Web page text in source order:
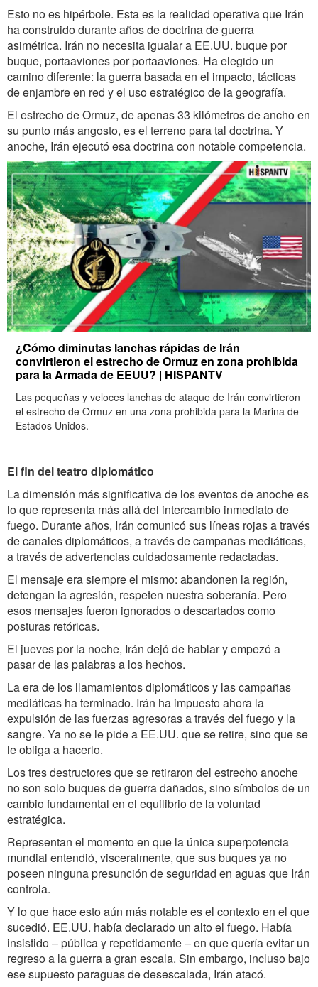
Esto no es hipérbole. Esta es la realidad operativa que Irán
ha construido durante años de doctrina de guerra
asimétrica. Irán no necesita igualar a EE.UU. buque por
buque, portaaviones por portaaviones. Ha elegido un
camino diferente: la guerra basada en el impacto, tácticas
de enjambre en red y el uso estratégico de la geografía.
El estrecho de Ormuz, de apenas 33 kilómetros de ancho en
su punto más angosto, es el terreno para tal doctrina. Y
anoche, Irán ejecutó esa doctrina con notable competencia.
¿Cómo diminutas lanchas rápidas de Irán
convirtieron el estrecho de Ormuz en zona prohibida
para la Armada de EEUU? | HISPANTV
Las pequeñas y veloces lanchas de ataque de Irán convirtieron
el estrecho de Ormuz en una zona prohibida para la Marina de
Estados Unidos.
El fin del teatro diplomático
La dimensión más significativa de los eventos de anoche es
lo que representa más allá del intercambio inmediato de
fuego. Durante años, Irán comunicó sus líneas rojas a través
de canales diplomáticos, a través de campañas mediáticas,
a través de advertencias cuidadosamente redactadas.
El mensaje era siempre el mismo: abandonen la región,
detengan la agresión, respeten nuestra soberanía. Pero
esos mensajes fueron ignorados o descartados como
posturas retóricas.
El jueves por la noche, Irán dejó de hablar y empezó a
pasar de las palabras a los hechos.
La era de los llamamientos diplomáticos y las campañas
mediáticas ha terminado. Irán ha impuesto ahora la
expulsión de las fuerzas agresoras a través del fuego y la
sangre. Ya no se le pide a EE.UU. que se retire, sino que se
le obliga a hacerlo.
Los tres destructores que se retiraron del estrecho anoche
no son solo buques de guerra dañados, sino símbolos de un
cambio fundamental en el equilibrio de la voluntad
estratégica.
Representan el momento en que la única superpotencia
mundial entendió, visceralmente, que sus buques ya no
poseen ninguna presunción de seguridad en aguas que Irán
controla.
Y lo que hace esto aún más notable es el contexto en el que
sucedió. EE.UU. había declarado un alto el fuego. Había
insistido – pública y repetidamente – en que quería evitar un
regreso a la guerra a gran escala. Sin embargo, incluso bajo
ese supuesto paraguas de desescalada, Irán atacó.